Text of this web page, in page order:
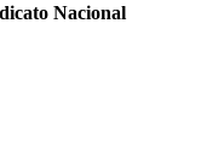
Nacional